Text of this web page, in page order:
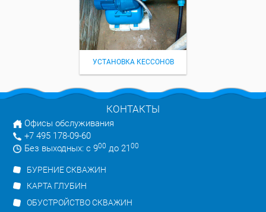
УСТАНОВКА КЕССОНОВ
КОНТАКТЫ
Офисы обслуживания
+7 495 178-09-60
Без выходных: с 900 до 21 00
БУРЕНИЕ СКВАЖИН
КАРТА ГЛУБИН
ОБУСТРОЙСТВО СКВАЖИН